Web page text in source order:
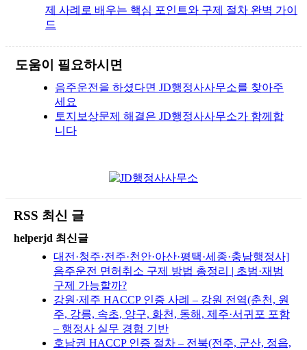
제 사례로 배우는 핵심 포인트와 구제 절차 완벽 가이
드
도움이 필요하시면
음주운전을 하셨다면 JD행정사사무소를 찾아주
세요
토지보상문제 해결은 JD행정사사무소가 함께합
니다
RSS 최신 글
helperjd 최신글
대전·청주·전주·천안·아산·평택·세종·충남행정사]
음주운전 면허취소 구제 방법 총정리 | 초범·재범
구제 가능할까?
강원·제주 HACCP 인증 사례 – 강원 전역(춘천, 원
주, 강릉, 속초, 양구, 화천, 동해, 제주·서귀포 포함
– 행정사 실무 경험 기반
호남권 HACCP 인증 절차 – 전북(전주, 군산, 정읍,